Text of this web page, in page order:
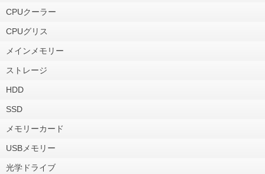
CPUクーラー
CPUグリス
メインメモリー
ストレージ
HDD
SSD
メモリーカード
USBメモリー
光学ドライブ